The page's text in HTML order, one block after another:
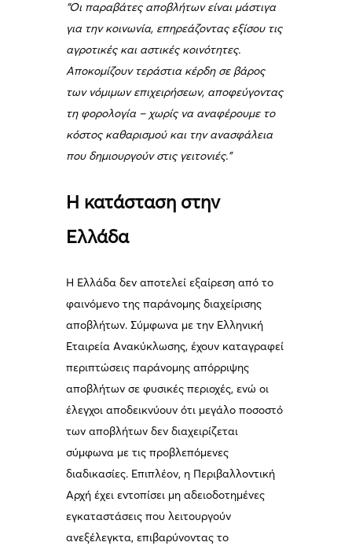
“Οι παραβάτες αποβλήτων είναι μάστιγα
για την κοινωνία, επηρεάζοντας εξίσου τις
αγροτικές και αστικές κοινότητες.
Αποκομίζουν τεράστια κέρδη σε βάρος
των νόμιμων επιχειρήσεων, αποφεύγοντας
τη φορολογία – χωρίς να αναφέρουμε το
κόστος καθαρισμού και την ανασφάλεια
που δημιουργούν στις γειτονιές.”
Η κατάσταση στην
Ελλάδα
Η Ελλάδα δεν αποτελεί εξαίρεση από το
φαινόμενο της παράνομης διαχείρισης
αποβλήτων. Σύμφωνα με την Ελληνική
Εταιρεία Ανακύκλωσης, έχουν καταγραφεί
περιπτώσεις παράνομης απόρριψης
αποβλήτων σε φυσικές περιοχές, ενώ οι
έλεγχοι αποδεικνύουν ότι μεγάλο ποσοστό
των αποβλήτων δεν διαχειρίζεται
σύμφωνα με τις προβλεπόμενες
διαδικασίες. Επιπλέον, η Περιβαλλοντική
Αρχή έχει εντοπίσει μη αδειοδοτημένες
εγκαταστάσεις που λειτουργούν
ανεξέλεγκτα, επιβαρύνοντας το